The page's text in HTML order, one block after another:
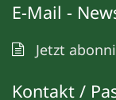
E-Mail -
Jetzt
Kontakt /